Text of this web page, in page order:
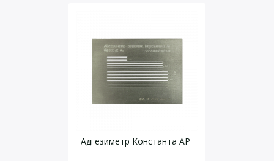
Адгезиметр Константа АР